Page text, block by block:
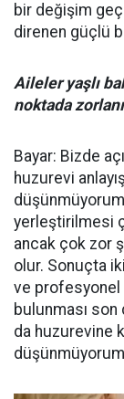
bir değişim
direnen güçlü
Aileler yaşlı
noktada
Bayar: Bizde
huzurevi
yerleştirilmesi
ancak çok zor
olur. Sonuçta
ve profesyonel
bulunması son
da huzurevine